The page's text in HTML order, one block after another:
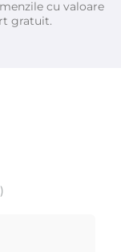
cu valoare
gratuit.